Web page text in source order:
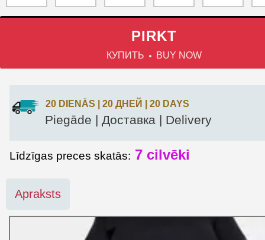
PIRKT
КУПИТЬ BUY NOW
20 DIENĀS | 20 ДНЕЙ | 20 DAYS
Piegāde | Доставка | Delivery
Līdzīgas preces skatās: 7 cilvēki
Apraksts